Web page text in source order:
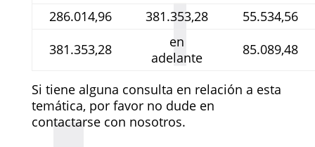
286.014,96
381.353,28
55.534,56
381.353,28
en
adelante
85.089,48
Si tiene alguna consulta en relación a esta
temática, por favor no dude en
contactarse con nosotros.